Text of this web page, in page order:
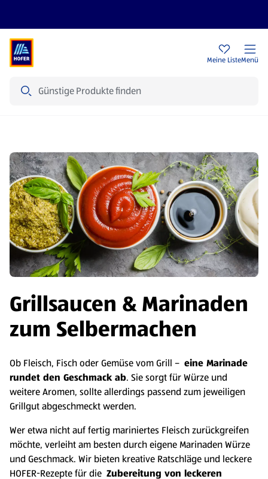
Meine ListeMenü
Grillsaucen & Marinaden
zum Selbermachen
Ob Fleisch, Fisch oder Gemüse vom Grill – eine Marinade
rundet den Geschmack ab. Sie sorgt für Würze und
weitere Aromen, sollte allerdings passend zum jeweiligen
Grillgut abgeschmeckt werden.
Wer etwa nicht auf fertig mariniertes Fleisch zurückgreifen
möchte, verleiht am besten durch eigene Marinaden Würze
und Geschmack. Wir bieten kreative Ratschläge und leckere
HOFER-Rezepte für die Zubereitung von leckeren